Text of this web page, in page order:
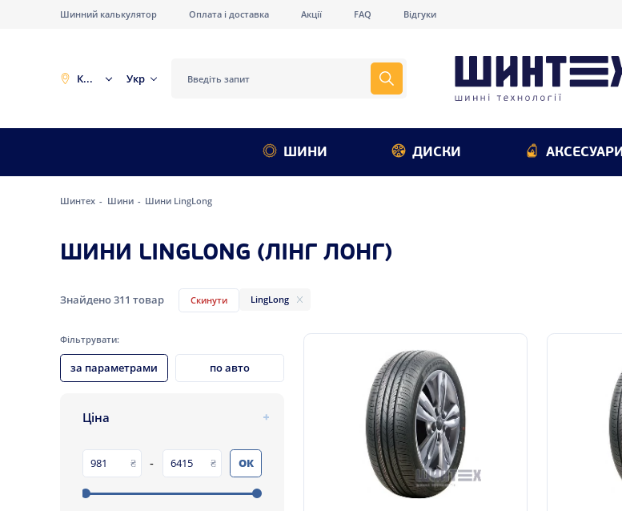
Шинний калькулятор Оплата і доставка Акції FAQ Відгуки
Київ Укр
ШИНИ ДИСКИ АКСЕСУАРИ
Шинтех Шини Шини LingLong
ШИНИ LINGLONG (ЛІНГ ЛОНГ)
Знайдено311 товар Скинути LingLong
Фільтрувати:
за параметрами по авто
Ціна
- ОК